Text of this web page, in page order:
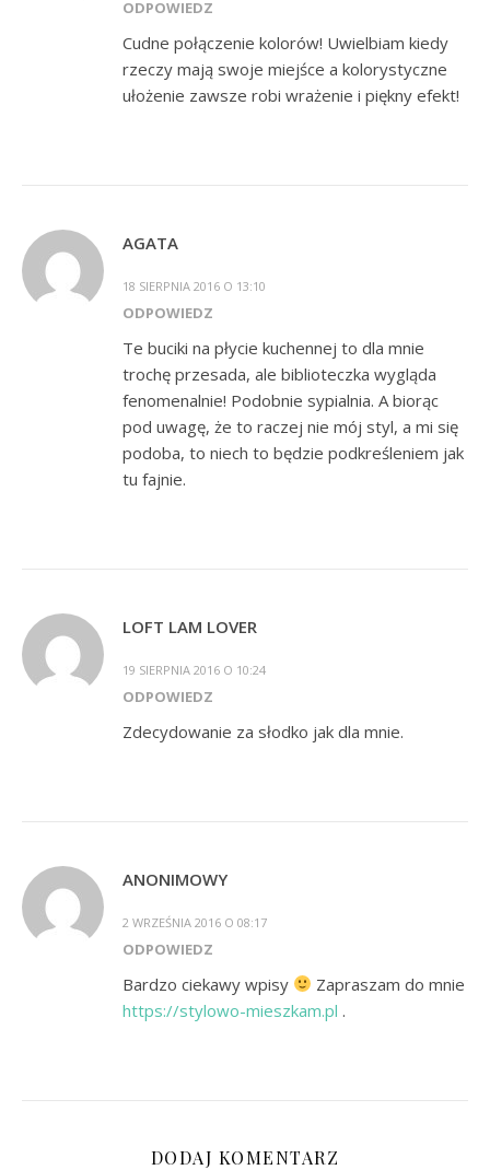
ODPOWIEDZ
Cudne połączenie kolorów! Uwielbiam kiedy
rzeczy mają swoje miejśce a kolorystyczne
ułożenie zawsze robi wrażenie i piękny efekt!
AGATA
18 SIERPNIA 2016 O 13:10
ODPOWIEDZ
Te buciki na płycie kuchennej to dla mnie
trochę przesada, ale biblioteczka wygląda
fenomenalnie! Podobnie sypialnia. A biorąc
pod uwagę, że to raczej nie mój styl, a mi się
podoba, to niech to będzie podkreśleniem jak
tu fajnie.
LOFT LAM LOVER
19 SIERPNIA 2016 O 10:24
ODPOWIEDZ
Zdecydowanie za słodko jak dla mnie.
ANONIMOWY
2 WRZEŚNIA 2016 O 08:17
ODPOWIEDZ
Bardzo ciekawy wpisy
Zapraszam do mnie
https://stylowo-mieszkam.pl .
DODAJ KOMENTARZ